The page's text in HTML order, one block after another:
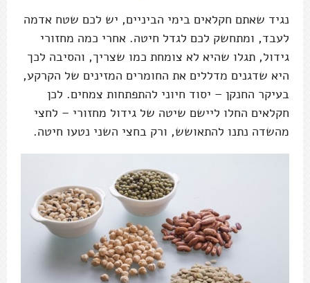
נגיד שאתם חקלאים בימי הביניים, יש לכם שטח אדמה
לעבד, ומתחשק לכם לגדל חיטה. אחרי כמה מחזורי
גידול, תגלו שהיא לא צומחת כמו שצריך, והסיבה לכך
היא שדגנים מדללים את החומרים המזינים של הקרקע,
בעיקר החנקן – יסוד חיוני להתפתחות צמחים. לכן
חקלאים החלו ליישם שיטה של גידול מחזורי – לחצי
מהשדה נתנו להתאושש, ורק בחצי השני נטעו חיטה.